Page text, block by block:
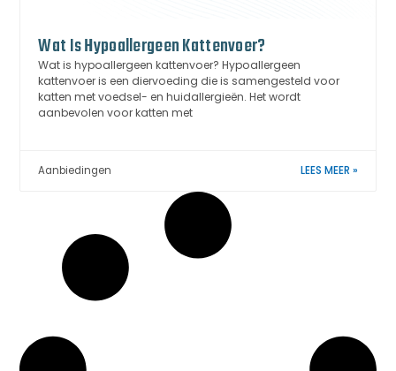
Wat Is Hypoallergeen Kattenvoer?
Wat is hypoallergeen kattenvoer? Hypoallergeen
kattenvoer is een diervoeding die is samengesteld voor
katten met voedsel- en huidallergieën. Het wordt
aanbevolen voor katten met
Aanbiedingen LEES MEER »